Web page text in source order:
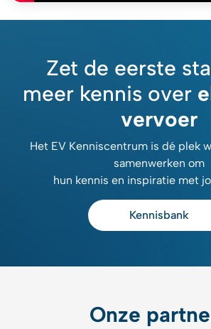
Zet de eerste
meer kennis over
vervoer
Het EV Kenniscentrum is dé plek
samenwerken om
hun kennis en inspiratie met
Kennisbank
Onze